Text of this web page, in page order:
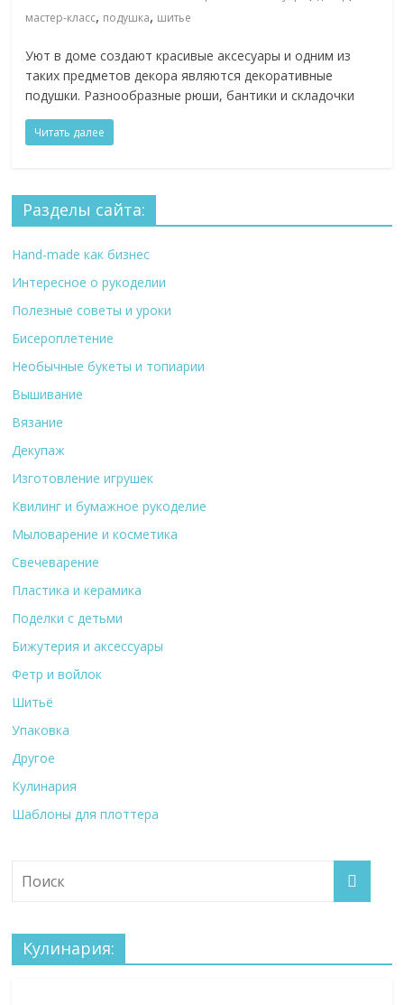
мастер-класс, подушка, шитье
Уют в доме создают красивые аксесуары и одним из
таких предметов декора являются декоративные
подушки. Разнообразные рюши, бантики и складочки
Читать далее
Разделы сайта:
Hand-made как бизнес
Интересное о рукоделии
Полезные советы и уроки
Бисероплетение
Необычные букеты и топиарии
Вышивание
Вязание
Декупаж
Изготовление игрушек
Квилинг и бумажное рукоделие
Мыловарение и косметика
Свечеварение
Пластика и керамика
Поделки с детьми
Бижутерия и аксессуары
Фетр и войлок
Шитьё
Упаковка
Другое
Кулинария
Шаблоны для плоттера
Кулинария: